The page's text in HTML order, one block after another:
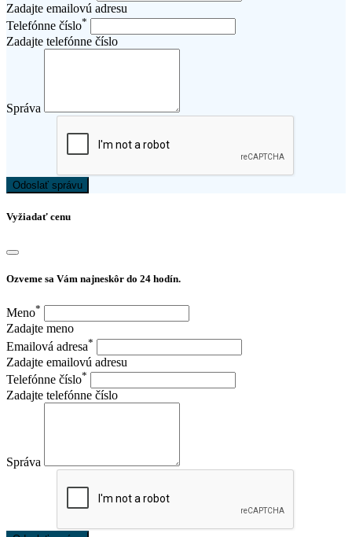
Zadajte emailovú adresu
Telefónne číslo*
Zadajte telefónne číslo
Správa
Odoslať správu
Vyžiadať cenu
Ozveme sa Vám najneskôr do 24 hodín.
Meno*
Zadajte meno
Emailová adresa*
Zadajte emailovú adresu
Telefónne číslo*
Zadajte telefónne číslo
Správa